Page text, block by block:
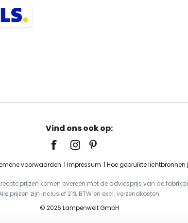
Vind ons ook op:
voorwaarden Impressum Hoe gebruikte
prijzen komen overeen met de adviesprijs van de
prijzen zijn inclusief 21% BTW en excl. verzendkosten.
© 2026 Lampenwelt GmbH